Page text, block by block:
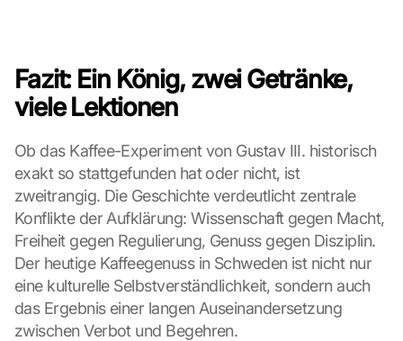
Fazit: Ein König, zwei Getränke,
viele Lektionen
Ob das Kaffee-Experiment von Gustav III. historisch
exakt so stattgefunden hat oder nicht, ist
zweitrangig. Die Geschichte verdeutlicht zentrale
Konflikte der Aufklärung: Wissenschaft gegen Macht,
Freiheit gegen Regulierung, Genuss gegen Disziplin.
Der heutige Kaffeegenuss in Schweden ist nicht nur
eine kulturelle Selbstverständlichkeit, sondern auch
das Ergebnis einer langen Auseinandersetzung
zwischen Verbot und Begehren.
t
z
t
G
o
o
g
l
e
k
a
n
n